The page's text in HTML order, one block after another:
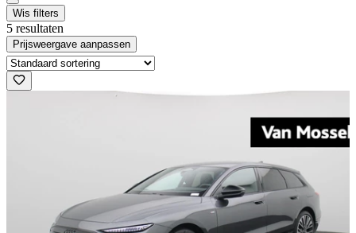
Wis filters
5 resultaten
Prijsweergave aanpassen